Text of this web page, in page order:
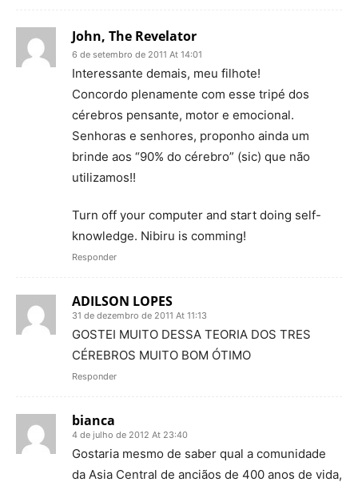
John, The Revelator
6 de setembro de 2011 At 14:01
Interessante demais, meu filhote!
Concordo plenamente com esse tripé dos
cérebros pensante, motor e emocional.
Senhoras e senhores, proponho ainda um
brinde aos “90% do cérebro” (sic) que não
utilizamos!!
Turn off your computer and start doing self-
knowledge. Nibiru is comming!
Responder
ADILSON LOPES
31 de dezembro de 2011 At 11:13
GOSTEI MUITO DESSA TEORIA DOS TRES
CÉREBROS MUITO BOM ÓTIMO
Responder
bianca
4 de julho de 2012 At 23:40
Gostaria mesmo de saber qual a comunidade
da Asia Central de anciãos de 400 anos de vida,